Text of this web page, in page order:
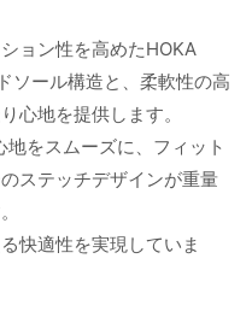
ョン性を高めたHOKA
ソール構造と、柔軟性の高
心地を提供します。
をスムーズに、フィット
ステッチデザインが重量
快適性を実現していま